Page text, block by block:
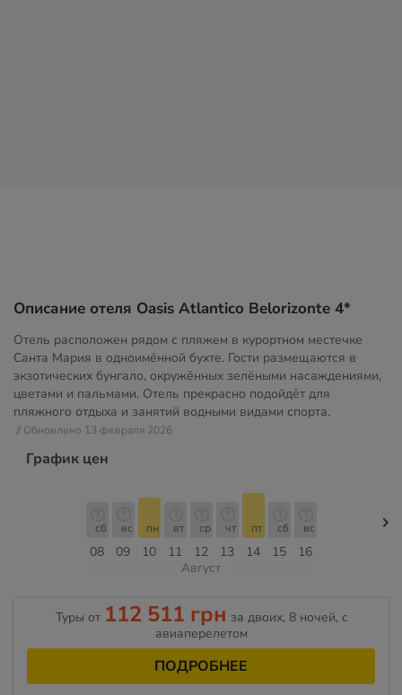
Описание отеля Oasis Atlantico Belorizonte 4*
Отель расположен рядом с пляжем в курортном местечке
Санта Мария в одноимённой бухте. Гости размещаются в
экзотических бунгало, окружённых зелёными насаждениями,
цветами и пальмами. Отель прекрасно подойдёт для
пляжного отдыха и занятий водными видами спорта.
// Обновлено 13 февраля 2026
График цен
08
сб
09
вс
10
пн
11
вт
12
ср
13
чт
14
пт
15
сб
16
вс
Август
Туры от 112 511 грн за двоих, 8 ночей, c
авиаперелетом
ПОДРОБНЕЕ